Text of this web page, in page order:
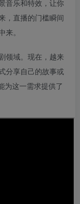
音乐和特效，让你
，直播的门槛瞬间
。
领域。现在，越来
分享自己的故事或
为这一需求提供了